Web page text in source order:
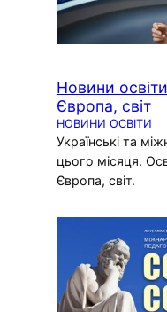
Новини
Європа, світ
НОВИНИ ОСВІТИ
Українські та
цього місяця.
Європа, світ.